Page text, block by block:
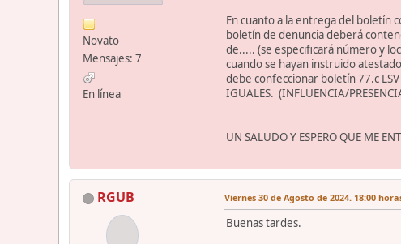
Novato
Mensajes: 7
En línea
En cuanto a la entrega del boletín
boletín de denuncia deberá
de..... (se especificará número y
cuando se hayan instruido
debe confeccionar boletín 77.c LSV
IGUALES. (INFLUENCIA/
UN SALUDO Y ESPERO QUE ME
RGUB Viernes 30 de Agosto de 2024. 18:00
Buenas tardes.